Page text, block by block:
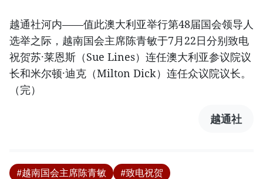
越通社河内——值此澳大利亚举行第48届国会领导人
选举之际，越南国会主席陈青敏于7月22日分别致电
祝贺苏·莱恩斯（Sue Lines）连任澳大利亚参议院议
长和米尔顿·迪克（Milton Dick）连任众议院议长。
（完）
越通社
#越南国会主席陈青敏
#致电祝贺